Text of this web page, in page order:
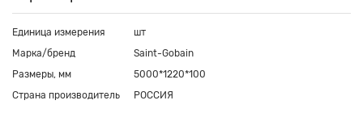
Единица измерения
шт
Марка/бренд
Saint-Gobain
Размеры, мм
5000*1220*100
Страна производитель
РОССИЯ